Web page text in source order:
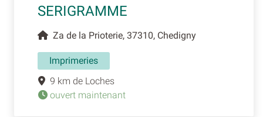
SERIGRAMME
Za de la Prioterie, 37310, Chedigny
Imprimeries
9 km de Loches
ouvert maintenant